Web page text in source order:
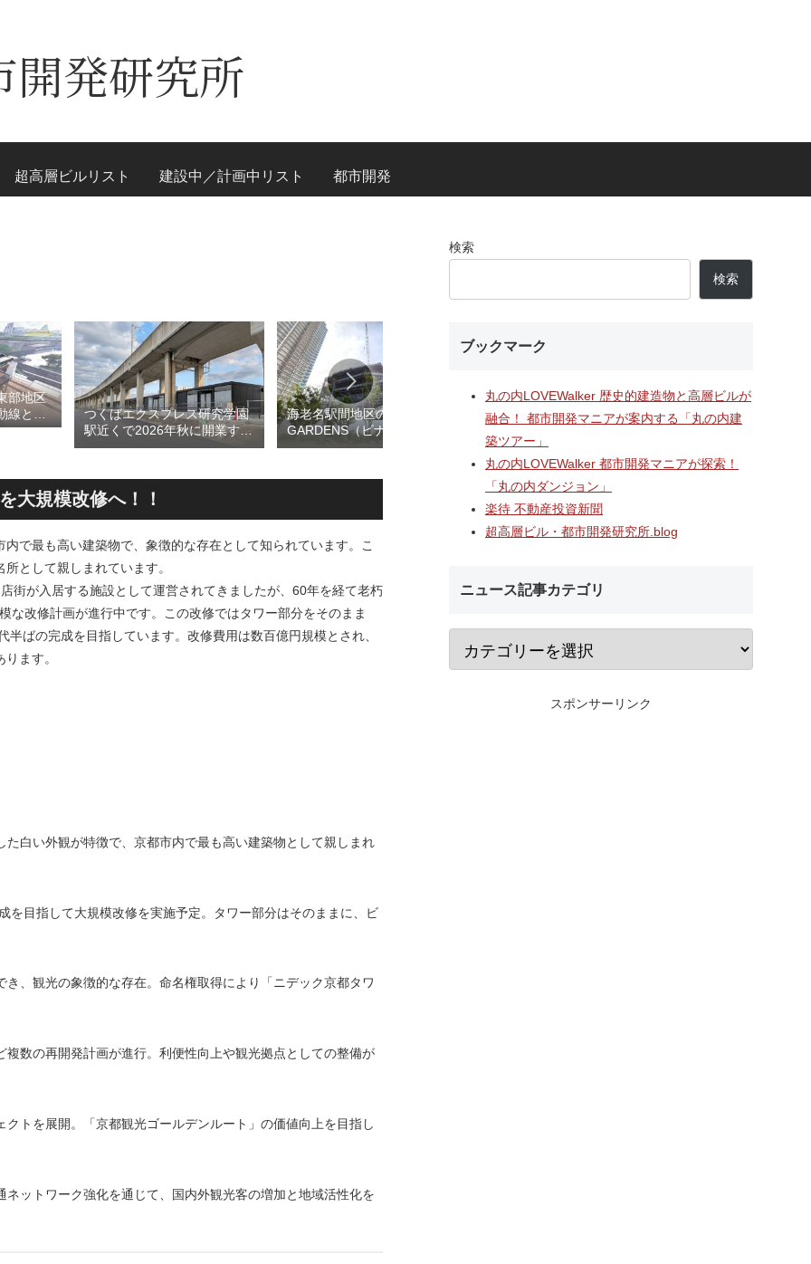
発研究所
超高層ビルリスト 建設中／計画中リスト 都市開発
部地区
線とな
ッ
つくばエクスプレス研究学園
駅近くで2026年秋に開業する
高架下商業施設「寿横
跡地の開発計画や商業ビル建
設進行などにより駅前商業地
が形成へ！！
海老名駅間地区のViNA
GARDENS（ビナ ガーデン
ズ）で建設中の「（仮称）フ
テル温浴棟」2026年夏時点建
なんばのクボタ旧本社跡地に
の多目的アリーナ「（仮称）
Kubota LaLa arena」！！街
区名称は「Kubota field（クボ
タフィールド）」に決定！！
長崎駅前の県営バス
業」！！バスターミ
大規模改修へ！！
で最も高い建築物で、象徴的な存在として知られています。こ
として親しまれています。
街が入居する施設として運営されてきましたが、60年を経て老朽
改修計画が進行中です。この改修ではタワー部分をそのまま
ばの完成を目指しています。改修費用は数百億円規模とされ、
ます。
白い外観が特徴で、京都市内で最も高い建築物として親しまれ
を目指して大規模改修を実施予定。タワー部分はそのままに、ビ
、観光の象徴的な存在。命名権取得により「ニデック京都タワ
数の再開発計画が進行。利便性向上や観光拠点としての整備が
トを展開。「京都観光ゴールデンルート」の価値向上を目指し
ットワーク強化を通じて、国内外観光客の増加と地域活性化を
検索
検索
ブックマーク
丸の内LOVEWalker 歴史的建造物と高層ビルが
融合！ 都市開発マニアが案内する「丸の内建
築ツアー」
丸の内LOVEWalker 都市開発マニアが探索！
「丸の内ダンジョン」
楽待 不動産投資新聞
超高層ビル・都市開発研究所.blog
ニュース記事カテゴリ
スポンサーリンク